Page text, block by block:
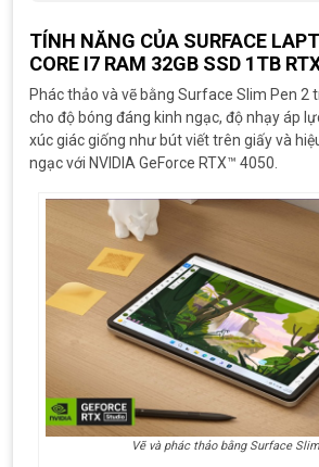
TÍNH NĂNG CỦA SURFACE
CORE I7 RAM 32GB SSD 1TB
Phác thảo và vẽ bằng Surface Slim Pen 2
cho độ bóng đáng kinh ngạc, độ nhạy áp
xúc giác giống như bút viết trên giấy và
ngạc với NVIDIA GeForce RTX™ 4050.
Vẽ và phác thảo bằng Surface